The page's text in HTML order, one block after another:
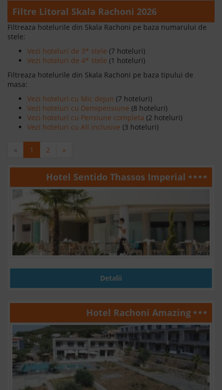
Filtre Litoral Skala Rachoni 2026
Filtreaza hotelurile din Skala Rachoni pe baza numarului de
stele:
Vezi hoteluri de 3* stele (7 hoteluri)
Vezi hoteluri de 4* stele (1 hoteluri)
Filtreaza hotelurile din Skala Rachoni pe baza tipului de
masa:
Vezi hoteluri cu Mic dejun (7 hoteluri)
Vezi hoteluri cu Demipensiune (8 hoteluri)
Vezi hoteluri cu Pensiune completa (2 hoteluri)
Vezi hoteluri cu All inclusive (3 hoteluri)
« 1 2 »
Hotel Sentido Thassos Imperial
Detalii
Hotel Rachoni Amazing